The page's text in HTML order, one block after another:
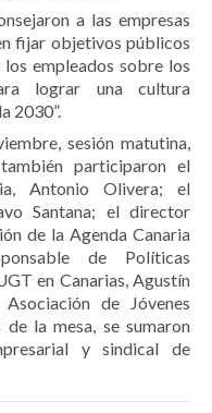
a las empresas
fijar objetivos públicos
empleados sobre los
lograr una cultura
2030”.
sesión matutina,
participaron el
Antonio Olivera; el
Santana; el director
de la Agenda Canaria
de Políticas
en Canarias, Agustín
de Jóvenes
la mesa, se sumaron
y sindical de